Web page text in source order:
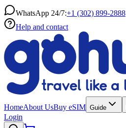
WhatsApp 24/7:+1 (302) 899-2888
Help and contact
HomeAbout UsBuy eSIM Guide
Login